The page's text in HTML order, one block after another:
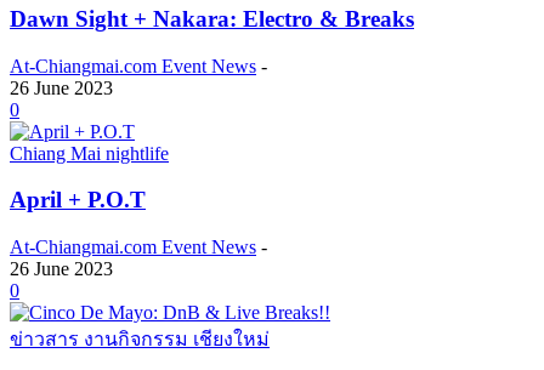
Dawn Sight + Nakara: Electro & Breaks
At-Chiangmai.com Event News -
26 June 2023
0
Chiang Mai nightlife
April + P.O.T
At-Chiangmai.com Event News -
26 June 2023
0
ข่าวสาร งานกิจกรรม เชียงใหม่